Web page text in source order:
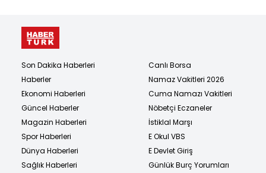
Son Dakika Haberleri
Haberler
Ekonomi Haberleri
Güncel Haberler
Magazin Haberleri
Spor Haberleri
Dünya Haberleri
Sağlık Haberleri
Canlı Borsa
Namaz Vakitleri 2026
Cuma Namazı Vakitleri
Nöbetçi Eczaneler
İstiklal Marşı
E Okul VBS
E Devlet Giriş
Günlük Burç Yorumları